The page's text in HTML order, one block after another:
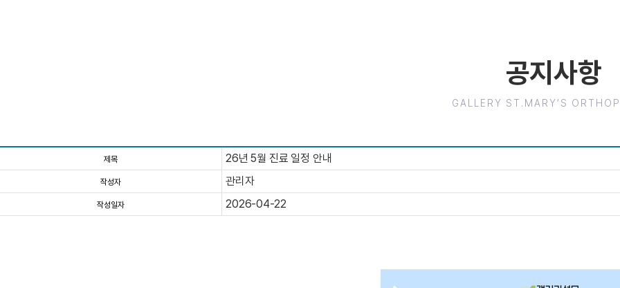
공지사항
GALLERY ST.MARY’S
제목 26년 5월 진료 일정 안내
작성자 관리자
작성일자 2026-04-22